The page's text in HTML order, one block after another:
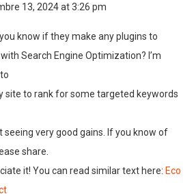
13, 2024 at 3:26 pm
you know if they make any plugins to
Search Engine Optimization? I’m
site to rank for some targeted keywords
seeing very good gains. If you know of
share.
it! You can read similar text here: Eco